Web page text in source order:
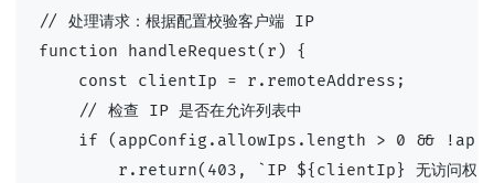
// 处理请求：根据配置校验客户端 IP
function handleRequest(r) {
    const clientIp = r.remoteAddress;
    // 检查 IP 是否在允许列表中
if (appConfig.allowIps.length > 0 &&
r.return(403, `IP ${clientIp} 无访问权